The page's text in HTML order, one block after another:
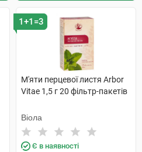
1+1=3
М'яти перцевої листя Arbor
Vitae 1,5 г 20 фільтр-пакетів
Віола
Є в наявності